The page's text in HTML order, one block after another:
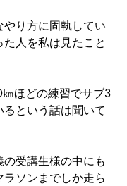
り方に固執してい
人を私は見たこと
ほどの練習でサブ3
という話は聞いて
受講生様の中にも
ソンまでしか走ら